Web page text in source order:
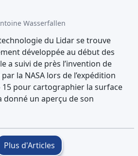
Wasserfallen
du Lidar se trouve
développée au début des
a suivi de près l’invention de
la NASA lors de l’expédition
15 pour cartographier la surface
donné un aperçu de son
Plus d'Articles